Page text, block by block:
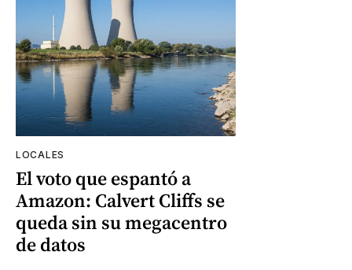
LOCALES
El voto que espantó a
Amazon: Calvert Cliffs se
queda sin su megacentro
de datos